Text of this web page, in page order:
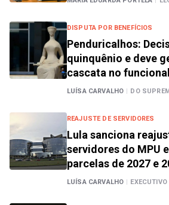
DISPUTA POR BENEFÍCIOS
Penduricalhos:
quinquênio e deve
cascata no
LUÍSA CARVALHO | DO
REAJUSTE DE SERVIDORES
Lula sanciona
servidores do MPU
parcelas de 2027 e
LUÍSA CARVALHO | EXECUTIVO